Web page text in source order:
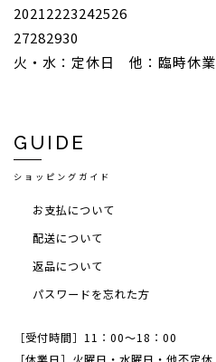
20212223242526
27282930
火・水：定休日 他：臨時休業
GUIDE
ショッピングガイド
お支払について
配送について
返品について
パスワードを忘れた方
［受付時間］11：00～18：00